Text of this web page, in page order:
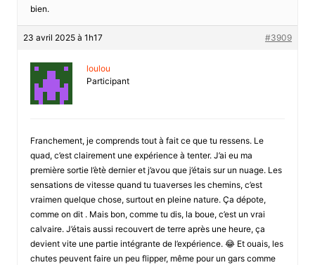
bien.
23 avril 2025 à 1h17 #3909
loulou
Participant
Franchement, je comprends tout à fait ce que tu ressens. Le
quad, c’est clairement une expérience à tenter. J’ai eu ma
première sortie l’ètè dernier et j’avou que j’étais sur un nuage. Les
sensations de vitesse quand tu tuaverses les chemins, c’est
vraimen quelque chose, surtout en pleine nature. Ça dépote,
comme on dit . Mais bon, comme tu dis, la boue, c’est un vrai
calvaire. J’étais aussi recouvert de terre après une heure, ça
devient vite une partie intégrante de l’expérience. 😂 Et ouais, les
chutes peuvent faire un peu flipper, même pour un gars comme